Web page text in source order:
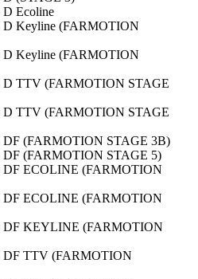
Ecoline
D Keyline (FARMOTION
D Keyline (FARMOTION
D TTV (FARMOTION STAGE
D TTV (FARMOTION STAGE
DF (FARMOTION STAGE 3B)
DF (FARMOTION STAGE 5)
DF ECOLINE (FARMOTION
DF ECOLINE (FARMOTION
DF KEYLINE (FARMOTION
DF TTV (FARMOTION